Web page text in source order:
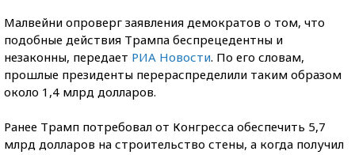
Малвейни опроверг заявления демократов о том, что
подобные действия Трампа беспрецедентны и
незаконны, передает РИА Новости. По его словам,
прошлые президенты перераспределили таким образом
около 1,4 млрд долларов.
Ранее Трамп потребовал от Конгресса обеспечить 5,7
млрд долларов на строительство стены, а когда получил